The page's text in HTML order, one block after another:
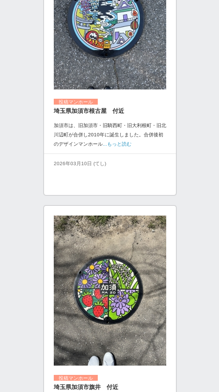
投稿マンホール
埼玉県加須市根古屋 付近
加須市は、旧加須市・旧騎西町・旧大利根町・旧北
川辺町が合併し2010年に誕生しました。合併後初
のデザインマンホール ...もっと読む
2026年03月10日 (てし)
投稿マンホール
埼玉県加須市旗井 付近